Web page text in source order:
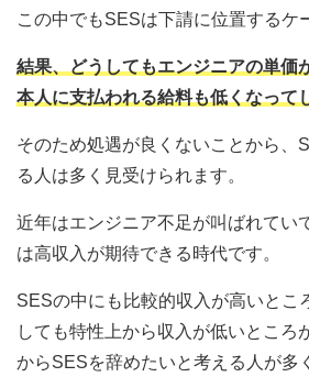
この中でもSESは下請に位置するケ
結果、どうしてもエンジニアの単価
本人に支払われる給料も低くなって
そのため処遇が良くないことから、
る人は多く見受けられます。
近年はエンジニア不足が叫ばれてい
は高収入が期待できる時代です。
SESの中にも比較的収入が高いとこ
しても特性上から収入が低いところ
からSESを辞めたいと考える人が多